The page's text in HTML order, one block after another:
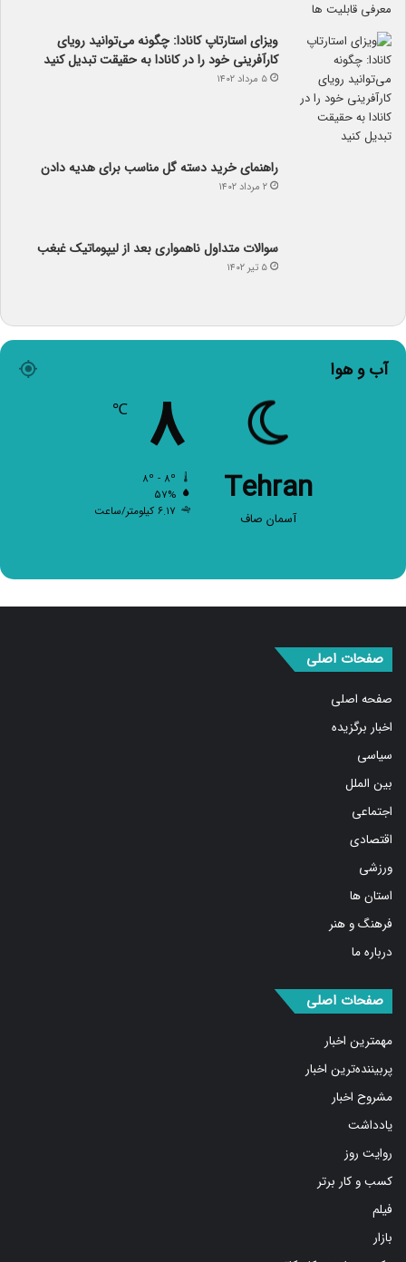
ویزای استارتاپ کانادا: چگونه می‌توانید رویای
کارآفرینی خود را در کانادا به حقیقت تبدیل کنید
۵ مرداد ۱۴۰۲
راهنمای خرید دسته گل مناسب برای هدیه دادن
۲ مرداد ۱۴۰۲
سوالات متداول ناهمواری بعد از لیپوماتیک غبغب
۵ تیر ۱۴۰۲
آب و هوا
Tehran
آسمان صاف
۸
۵۷%
۶.۱۷ کیلومتر/ساعت
صفحه اصلی
اخبار برگزیده
سیاسی
بین الملل
اجتماعی
اقتصادی
ورزشی
استان ها
فرهنگ و هنر
درباره ما
مهمترین اخبار
پربیننده‌ترین اخبار
مشروح اخبار
یادداشت
روایت روز
کسب و کار برتر
فیلم
بازار
عکس و طرح و کاریکاتور